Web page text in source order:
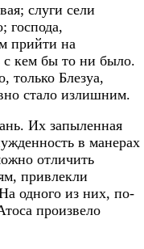
слуги сели
господа,
прийти на
с кем бы то ни было.
только Блезуа,
стало излишним.
Их запыленная
в манерах
отличить
привлекли
одного из них, по-
произвело